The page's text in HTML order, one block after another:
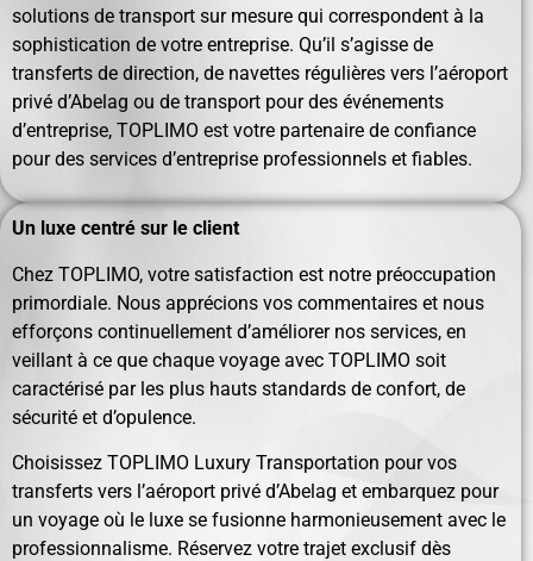
solutions de transport sur mesure qui correspondent à la
sophistication de votre entreprise. Qu’il s’agisse de
transferts de direction, de navettes régulières vers l’aéroport
privé d’Abelag ou de transport pour des événements
d’entreprise, TOPLIMO est votre partenaire de confiance
pour des services d’entreprise professionnels et fiables.
Un luxe centré sur le client
Chez TOPLIMO, votre satisfaction est notre préoccupation
primordiale. Nous apprécions vos commentaires et nous
efforçons continuellement d’améliorer nos services, en
veillant à ce que chaque voyage avec TOPLIMO soit
caractérisé par les plus hauts standards de confort, de
sécurité et d’opulence.
Choisissez TOPLIMO Luxury Transportation pour vos
transferts vers l’aéroport privé d’Abelag et embarquez pour
un voyage où le luxe se fusionne harmonieusement avec le
professionnalisme. Réservez votre trajet exclusif dès